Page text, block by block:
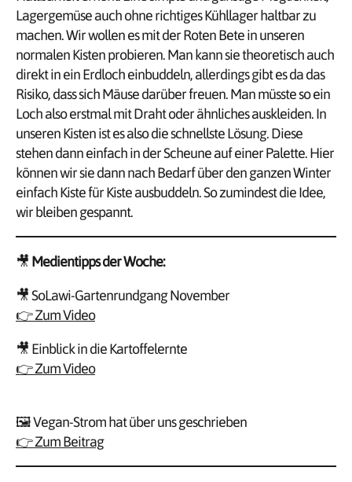
Lagergemüse auch ohne richtiges Kühllager haltbar zu
machen. Wir wollen es mit der Roten Bete in unseren
normalen Kisten probieren. Man kann sie theoretisch auch
direkt in ein Erdloch einbuddeln, allerdings gibt es da das
Risiko, dass sich Mäuse darüber freuen. Man müsste so ein
Loch also erstmal mit Draht oder ähnliches auskleiden. In
unseren Kisten ist es also die schnellste Lösung. Diese
stehen dann einfach in der Scheune auf einer Palette. Hier
können wir sie dann nach Bedarf über den ganzen Winter
einfach Kiste für Kiste ausbuddeln. So zumindest die Idee,
wir bleiben gespannt.
🎥 Medientipps der Woche:
🎥 SoLawi-Gartenrundgang November
👉 Zum Video
🎥 Einblick in die Kartoffelernte
👉 Zum Video
🖼️ Vegan-Strom hat über uns geschrieben
👉 Zum Beitrag